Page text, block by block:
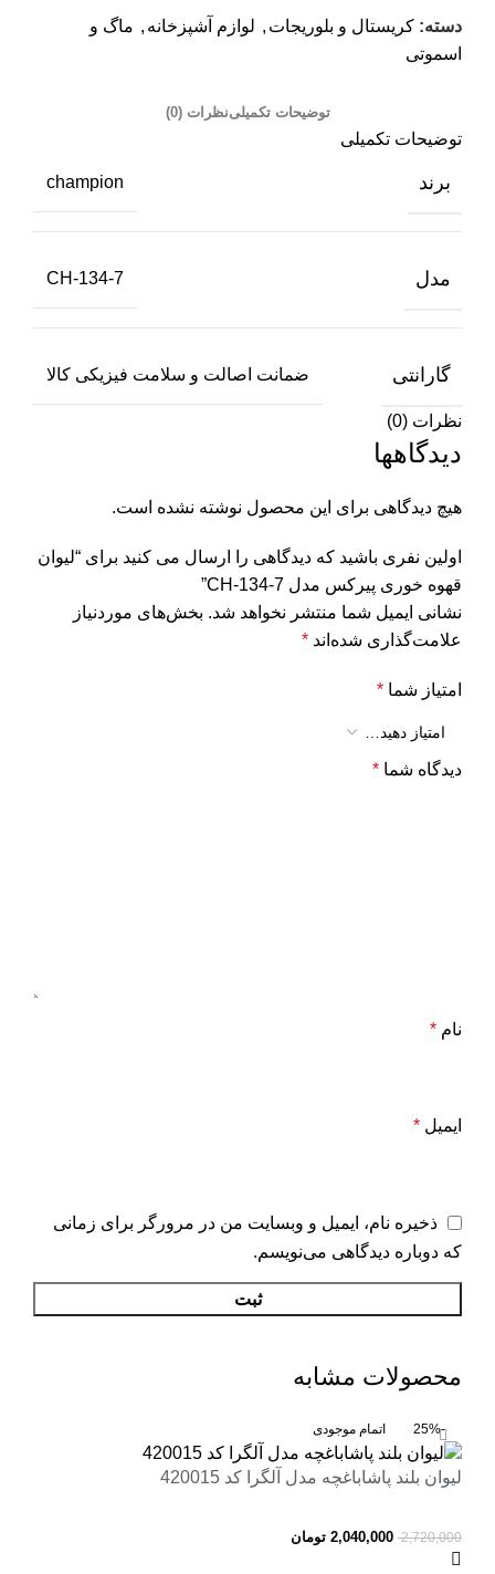
دسته: کریستال و بلوریجات , لوازم آشپزخانه , ماگ و
اسموتی
توضیحات تکمیلینظرات (0)
توضیحات تکمیلی
برند champion
مدل CH-134-7
گارانتی ضمانت اصالت و سلامت فیزیکی کالا
نظرات (0)
دیدگاهها
هیچ دیدگاهی برای این محصول نوشته نشده است.
اولین نفری باشید که دیدگاهی را ارسال می کنید برای “لیوان
قهوه خوری پیرکس مدل CH-134-7”
نشانی ایمیل شما منتشر نخواهد شد. بخش‌های موردنیاز
علامت‌گذاری شده‌اند *
امتیاز شما *
دیدگاه شما *
نام *
ایمیل *
ذخیره نام، ایمیل و وبسایت من در مرورگر برای زمانی
که دوباره دیدگاهی می‌نویسم.
محصولات مشابه
-25% اتمام موجودی
لیوان بلند پاشاباغچه مدل آلگرا کد 420015
2,720,000
2,040,000 تومان